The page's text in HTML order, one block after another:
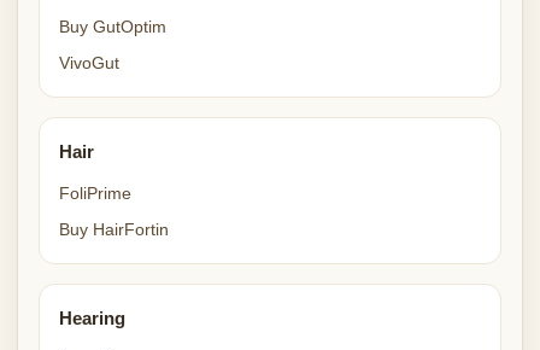
Buy GutOptim
VivoGut
Hair
FoliPrime
Buy HairFortin
Hearing